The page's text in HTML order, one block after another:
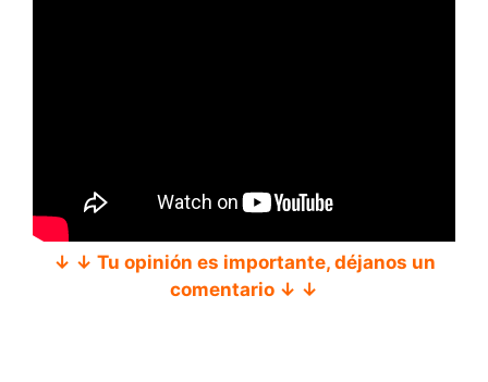
↓ ↓ Tu opinión es importante, déjanos un
comentario ↓ ↓